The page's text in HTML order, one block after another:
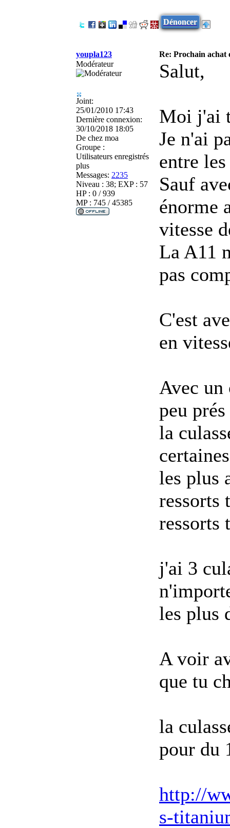
Dénoncer
youpla123
Re: Prochain achat
Modérateur
Joint:
25/01/2010 17:43
Dernière connexion:
30/10/2018 18:05
De chez moa
Groupe :
Utilisateurs enregistrés
plus
Messages: 2235
Niveau : 38; EXP : 57
HP : 0 / 939
MP : 745 / 45385
Salut,
Moi j'ai
Je n'ai
entre
Sauf
énorme
vitesse
La A11
pas
C'est
en
Avec
peu
la
les plus
ressorts
ressorts
j'ai 3
les plus
A voir
que tu
la
pour du
http://
s-